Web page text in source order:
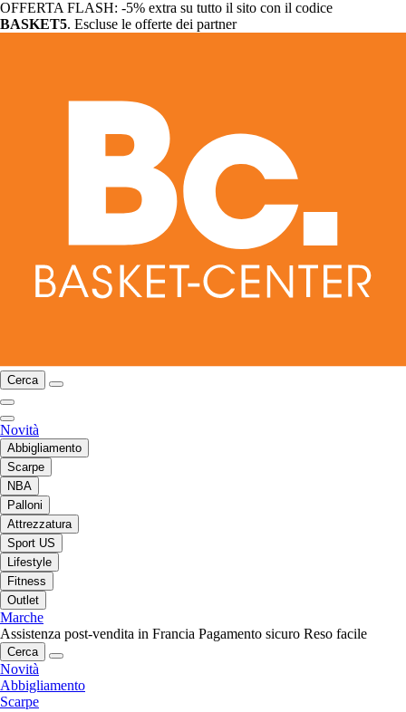
OFFERTA FLASH: -5% extra su tutto il sito con il codice
BASKET5. Escluse le offerte dei partner
Cerca
Novità
Abbigliamento
Scarpe
NBA
Palloni
Attrezzatura
Sport US
Lifestyle
Fitness
Outlet
Marche
Assistenza post-vendita in Francia Pagamento sicuro Reso facile
Cerca
Novità
Abbigliamento
Scarpe